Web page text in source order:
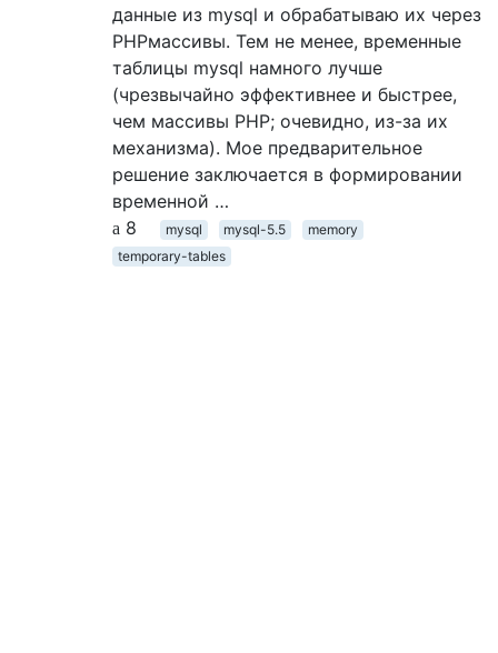
данные из mysql и обрабатываю их через
PHPмассивы. Тем не менее, временные
таблицы mysql намного лучше
(чрезвычайно эффективнее и быстрее,
чем массивы PHP; очевидно, из-за их
механизма). Мое предварительное
решение заключается в формировании
временной …
8
mysql mysql-5.5
memory
temporary-tables